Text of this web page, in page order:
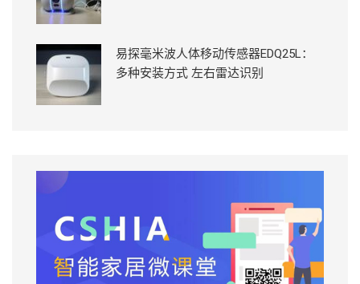
易探毫米波人体移动传感器EDQ25L：
多种安装方式 左右雷达识别